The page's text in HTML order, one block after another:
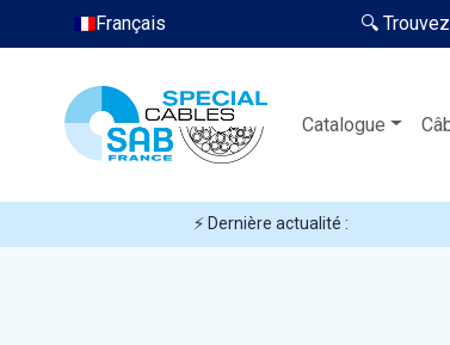
🔍
Français
Catalogue
⚡ Dernière actualité :